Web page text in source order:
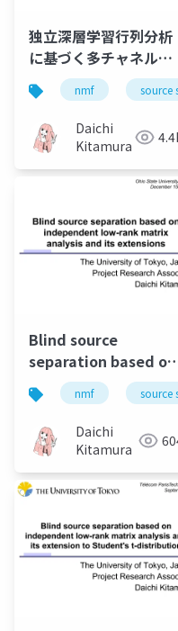
独立深層学習行列分析
に基づく多チャネル音
源分離の実験的評価
（Experimental
evaluation of
multichannel audio
source separation
based on IDLMA）
nmf source
Daichi
Kitamura
Blind source
separation based on
independent low-
rank matrix analysis
and its extensions
nmf source
Daichi
Kitamura